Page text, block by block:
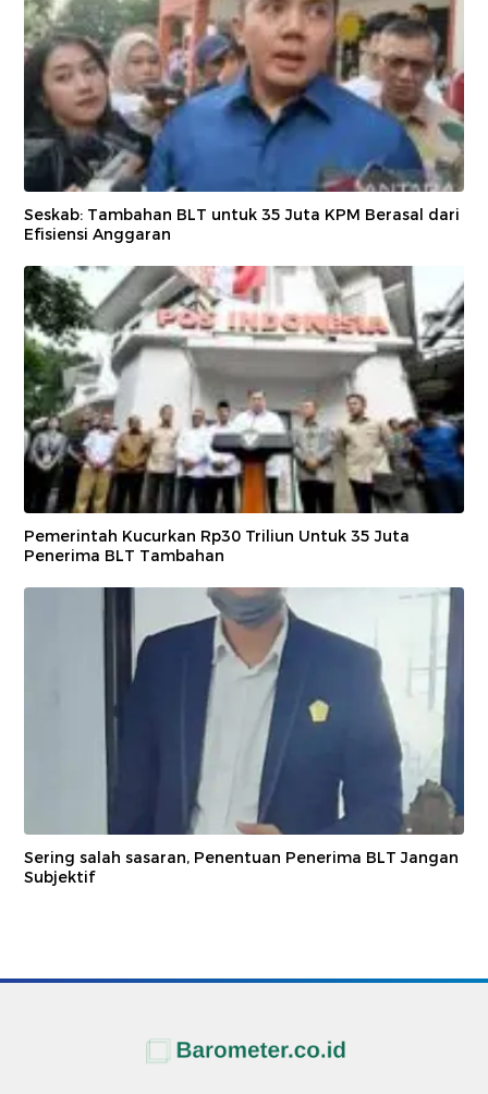
Seskab: Tambahan BLT untuk 35 Juta KPM Berasal dari
Efisiensi Anggaran
Pemerintah Kucurkan Rp30 Triliun Untuk 35 Juta
Penerima BLT Tambahan
Sering salah sasaran, Penentuan Penerima BLT Jangan
Subjektif